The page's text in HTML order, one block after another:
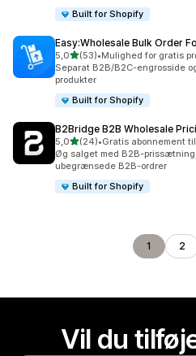
Built for Shopify
Easy:Wholesale Bulk Order
5,0ud af 5 stjerner
(53)
53 anmeldelser i alt
•Mulighed for gratis
Separat B2B/B2C-engrosside
produkter
Built for Shopify
B2Bridge B2B Wholesale
5,0ud af 5 stjerner
(24)
24 anmeldelser i alt
•Gratis abonnement
Øg salget med B2B-
ubegrænsede B2B-ordrer
Built for Shopify
1 2
Vil du